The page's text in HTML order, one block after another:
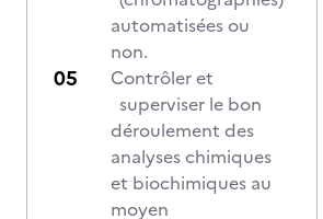
automatisées ou
non.
Contrôler et
superviser le bon
déroulement des
analyses chimiques
et biochimiques au
moyen